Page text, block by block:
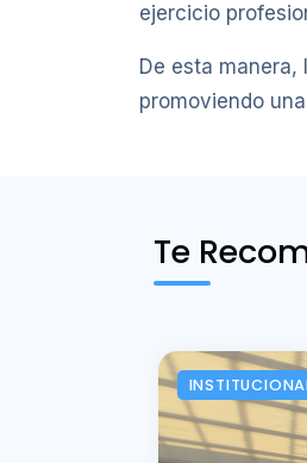
ejercicio
De esta
promoviendo
Te